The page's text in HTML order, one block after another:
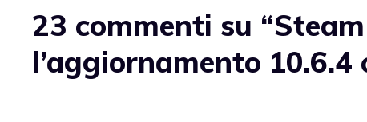
23 commenti su
l’aggiornamento